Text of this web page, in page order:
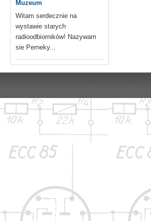
Muzeum
Witam serdecznie na
wystawie starych
radioodbiorników! Nazywam
sie Perneky...